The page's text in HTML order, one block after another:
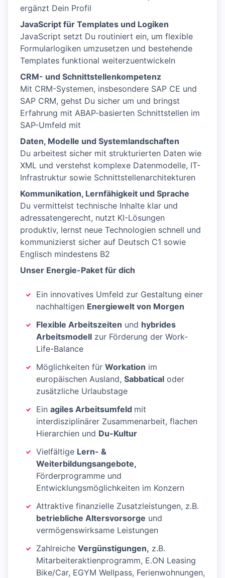
ergänzt Dein Profil
JavaScript für Templates und Logiken
JavaScript setzt Du routiniert ein, um flexible
Formularlogiken umzusetzen und bestehende
Templates funktional weiterzuentwickeln
CRM- und Schnittstellenkompetenz
Mit CRM-Systemen, insbesondere SAP CE und
SAP CRM, gehst Du sicher um und bringst
Erfahrung mit ABAP-basierten Schnittstellen im
SAP-Umfeld mit
Daten, Modelle und Systemlandschaften
Du arbeitest sicher mit strukturierten Daten wie
XML und verstehst komplexe Datenmodelle, IT-
Infrastruktur sowie Schnittstellenarchitekturen
Kommunikation, Lernfähigkeit und Sprache
Du vermittelst technische Inhalte klar und
adressatengerecht, nutzt KI-Lösungen
produktiv, lernst neue Technologien schnell und
kommunizierst sicher auf Deutsch C1 sowie
Englisch mindestens B2
Unser Energie-Paket für dich
Ein innovatives Umfeld zur Gestaltung einer
nachhaltigen Energiewelt von Morgen
Flexible Arbeitszeiten und hybrides
Arbeitsmodell zur Förderung der Work-
Life-Balance
Möglichkeiten für Workation im
europäischen Ausland, Sabbatical oder
zusätzliche Urlaubstage
Ein agiles Arbeitsumfeld mit
interdisziplinärer Zusammenarbeit, flachen
Hierarchien und Du-Kultur
Vielfältige Lern- &
Weiterbildungsangebote,
Förderprogramme und
Entwicklungsmöglichkeiten im Konzern
Attraktive finanzielle Zusatzleistungen, z.B.
betriebliche Altersvorsorge und
vermögenswirksame Leistungen
Zahlreiche Vergünstigungen, z.B.
Mitarbeiteraktienprogramm, E.ON Leasing
Bike/Car, EGYM Wellpass, Ferienwohnungen,